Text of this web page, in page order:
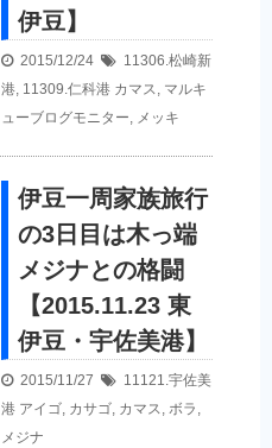
伊豆】
2015/12/24
11306.松崎新
港, 11309.仁科港 カマス, マルキ
ューブログモニター, メッキ
伊豆一周家族旅行
の3日目は木っ端
メジナとの格闘
【2015.11.23 東
伊豆・宇佐美港】
2015/11/27
11121.宇佐美
港 アイゴ, カサゴ, カマス, ボラ ,
メジナ